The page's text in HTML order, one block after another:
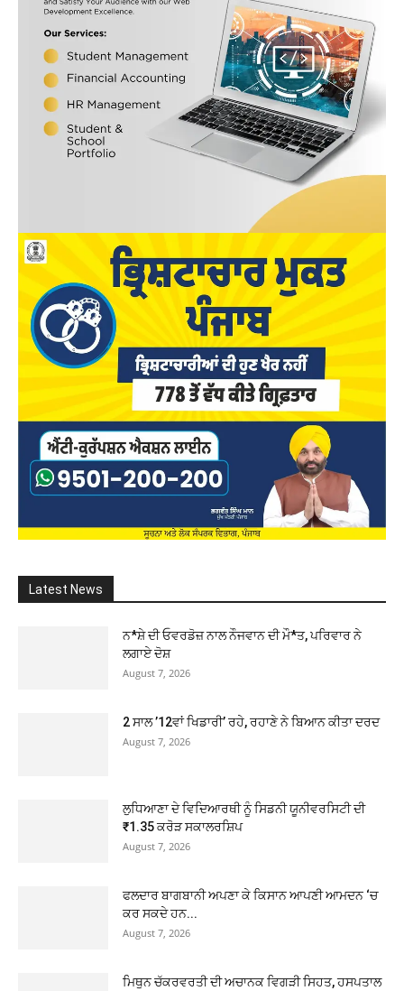
Latest News
ਨ*ਸ਼ੇ ਦੀ ਓਵਰਡੋਜ਼ ਨਾਲ ਨੌਜਵਾਨ ਦੀ ਮੌ*ਤ, ਪਰਿਵਾਰ ਨੇ
ਲਗਾਏ ਦੋਸ਼
August 7, 2026
2 ਸਾਲ ’12ਵਾਂ ਖਿਡਾਰੀ’ ਰਹੇ, ਰਹਾਣੇ ਨੇ ਬਿਆਨ ਕੀਤਾ ਦਰਦ
August 7, 2026
ਲੁਧਿਆਣਾ ਦੇ ਵਿਦਿਆਰਥੀ ਨੂੰ ਸਿਡਨੀ ਯੂਨੀਵਰਸਿਟੀ ਦੀ
₹1.35 ਕਰੋੜ ਸਕਾਲਰਸ਼ਿਪ
August 7, 2026
ਫਲਦਾਰ ਬਾਗਬਾਨੀ ਅਪਣਾ ਕੇ ਕਿਸਾਨ ਆਪਣੀ ਆਮਦਨ ‘ਚ
ਕਰ ਸਕਦੇ ਹਨ...
August 7, 2026
ਮਿਥੁਨ ਚੱਕਰਵਰਤੀ ਦੀ ਅਚਾਨਕ ਵਿਗੜੀ ਸਿਹਤ, ਹਸਪਤਾਲ